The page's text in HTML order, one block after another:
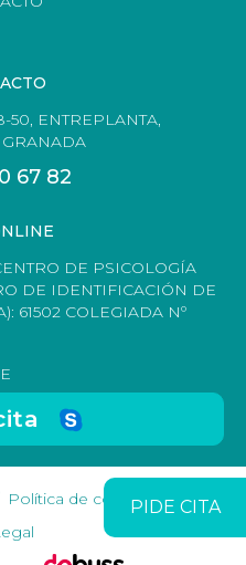
PIDE CITA
50, ENTREPLANTA,
67 82
DE PSICOLOGÍA
DE IDENTIFICACIÓN DE
61502 COLEGIADA Nº
Política de cookies